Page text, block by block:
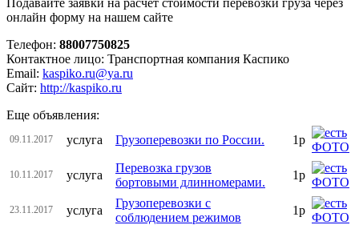
онлайн форму на нашем сайте
Телефон: 88007750825
Контактное лицо: Транспортная компания Каспико
Email: kaspiko.ru@ya.ru
Сайт: http://kaspiko.ru
Еще объявления:
09.11.2017 услуга Грузоперевозки по России. 1р
10.11.2017 услуга
Перевозка грузов
бортовыми длинномерами.
1р
23.11.2017 услуга
Грузоперевозки с
соблюдением режимов
1р